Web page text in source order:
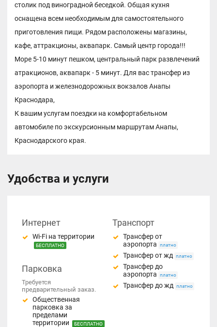
столик под виноградной беседкой. Общая кухня
оснащена всем необходимым для самостоятельного
приготовления пищи. Рядом расположены магазины,
кафе, аттракционы, аквапарк. Самый центр города!!!
Море 5-10 минут пешком, центральный парк развлечений
атракционов, аквапарк - 5 минут. Для вас трансфер из
аэропорта и железнодорожных вокзалов Анапы
Краснодара,
К вашим услугам поездки на комфортабельном
автомобиле по экскурсионным маршрутам Анапы,
Краснодарского края.
Удобства и услуги
Интернет
Wi-Fi на территории
БЕСПЛАТНО
Парковка
Требуется
предварительный заказ.
Общественная
парковка за
пределами
территории
БЕСПЛАТНО
Транспорт
Трансфер от
аэропорта
платно
Трансфер от жд платно
Трансфер до
аэропорта
платно
Трансфер до жд платно